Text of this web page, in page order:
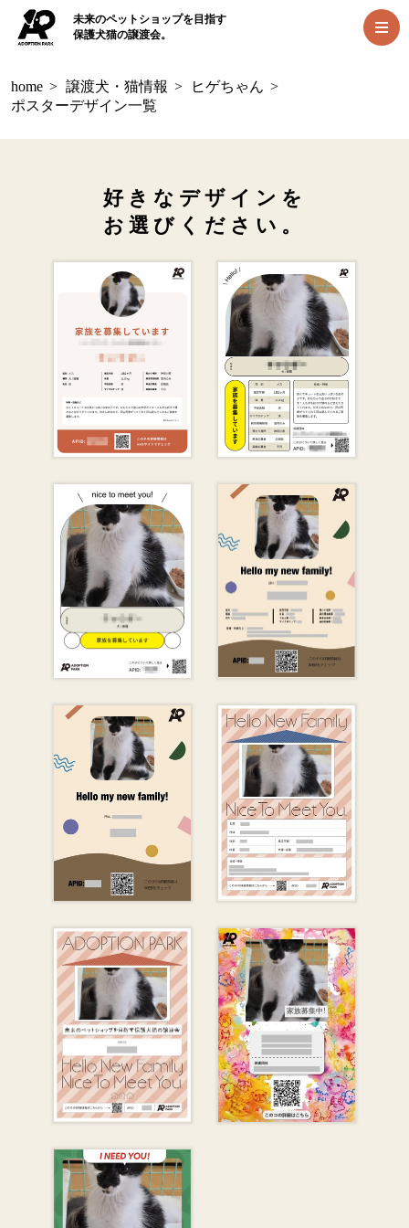
未来のペットショップを目指す
保護犬猫の譲渡会。
home > 譲渡犬・猫情報 > ヒゲちゃん >
ポスターデザイン一覧
好きなデザインを
お選びください。